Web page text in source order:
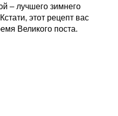
– лучшего зимнего
этот рецепт вас
Великого поста.